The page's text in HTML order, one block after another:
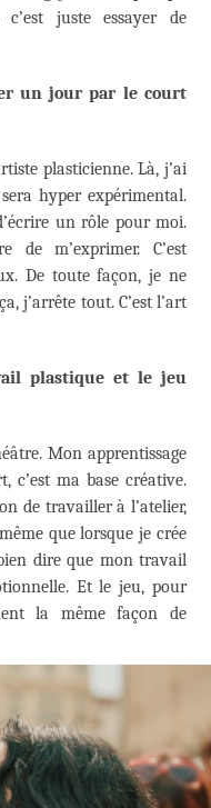
juste essayer de
un jour par le court
plasticienne. Là, j’ai
hyper expérimental.
un rôle pour moi.
de m’exprimer. C’est
De toute façon, je ne
j’arrête tout. C’est l’art
plastique et le jeu
Mon apprentissage
c’est ma base créative.
de travailler à l’atelier,
que lorsque je crée
dire que mon travail
Et le jeu, pour
la même façon de